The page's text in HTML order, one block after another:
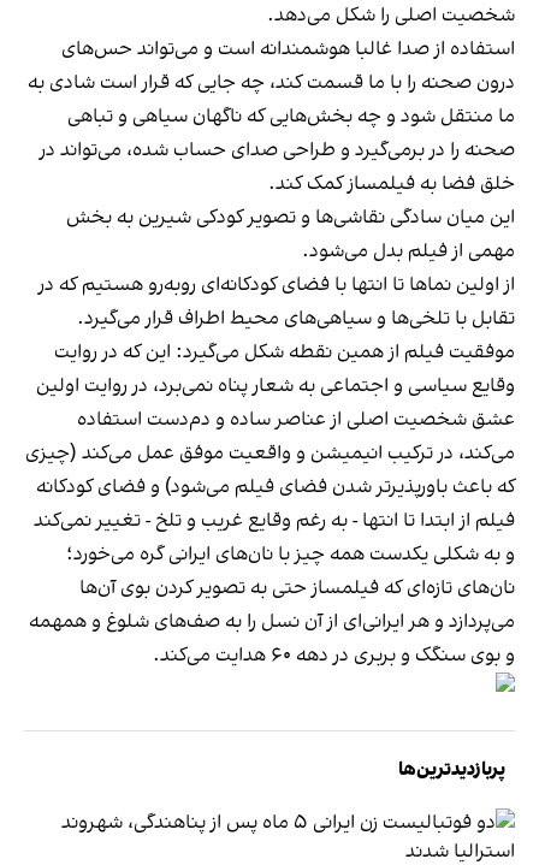
شخصیت اصلی را شکل می‌دهد.
استفاده از صدا غالبا هوشمندانه است و می‌تواند حس‌های
درون صحنه را با ما قسمت کند، چه جایی که قرار است شادی به
ما منتقل شود و چه بخش‌هایی که ناگهان سیاهی و تباهی
صحنه را در برمی‌گیرد و طراحی صدای حساب شده، می‌تواند در
خلق فضا به فیلمساز کمک کند.
این میان سادگی نقاشی‌ها و تصویر کودکی شیرین به بخش
مهمی از فیلم بدل می‌شود.
از اولین نماها تا انتها با فضای کودکانه‌ای روبه‌رو هستیم که در
تقابل با تلخی‌ها و سیاهی‌های محیط اطراف قرار می‌گیرد.
موفقیت فیلم از همین نقطه شکل می‌گیرد: این که در روایت
وقایع سیاسی و اجتماعی به شعار پناه نمی‌برد، در روایت اولین
عشق شخصیت اصلی از عناصر ساده و دم‌دست استفاده
می‌کند، در ترکیب انیمیشن و واقعیت موفق عمل می‌کند (چیزی
که باعث باور‌پذیرتر شدن فضای فیلم می‌شود) و فضای کودکانه
فیلم از ابتدا تا انتها - به رغم وقایع غریب و تلخ - تغییر نمی‌کند
و به شکلی یکدست همه چیز با نان‌های ایرانی گره می‌خورد؛
نان‌های تازه‌ای که فیلمساز حتی به تصویر کردن بوی آن‌ها
می‌پردازد و هر ایرانی‌ای از آن نسل را به صف‌های شلوغ و همهمه
و بوی سنگک و بربری در دهه ۶۰ هدایت می‌کند.
پربازدیدترین‌ها